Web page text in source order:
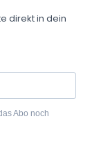
direkt in dein
Abo noch